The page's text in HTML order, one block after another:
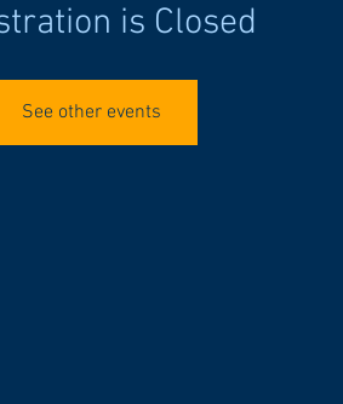
is Closed
See other events